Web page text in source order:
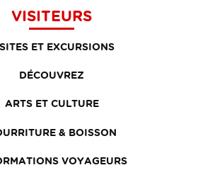
VISITEURS
ET EXCURSIONS
DÉCOUVREZ
ARTS ET CULTURE
& BOISSON
VOYAGEURS